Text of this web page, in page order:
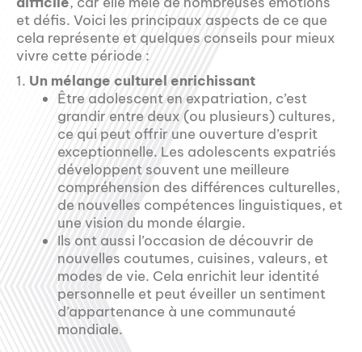
et défis. Voici les principaux aspects de ce que
cela représente et quelques conseils pour mieux
vivre cette période :
1. Un mélange culturel enrichissant
Être adolescent en expatriation, c’est
grandir entre deux (ou plusieurs) cultures,
ce qui peut offrir une ouverture d’esprit
exceptionnelle. Les adolescents expatriés
développent souvent une meilleure
compréhension des différences culturelles,
de nouvelles compétences linguistiques, et
une vision du monde élargie.
Ils ont aussi l’occasion de découvrir de
nouvelles coutumes, cuisines, valeurs, et
modes de vie. Cela enrichit leur identité
personnelle et peut éveiller un sentiment
d’appartenance à une communauté
mondiale.